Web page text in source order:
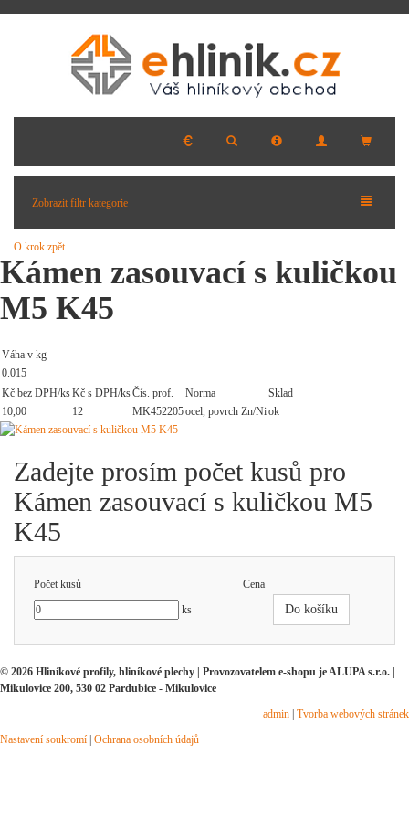
Zobrazit filtr kategorie
O krok zpět
Kámen zasouvací s kuličkou
M5 K45
Váha v kg
0.015
Kč bez DPH/ksKč s DPH/ksČís. prof. Norma
Sklad
10,00
12 MK452205ocel, povrch Zn/Niok
Zadejte prosím počet kusů pro
Kámen zasouvací s kuličkou M5
K45
Počet kusů
Cena
ks
Do košíku
© 2026 Hliníkové profily, hliníkové plechy | Provozovatelem e-shopu je ALUPA s.r.o. |
Mikulovice 200, 530 02 Pardubice - Mikulovice
admin Tvorba webových stránek
Nastavení soukromí Ochrana osobních údajů